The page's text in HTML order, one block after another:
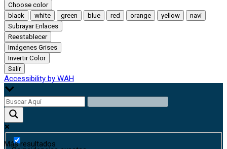
Choose color
black
white green blue red orange yellow
navi
Subrayar Enlaces
Reestablecer
Imágenes Grises
Invertir Color
Salir
Accessibility by WAH
Más resultados